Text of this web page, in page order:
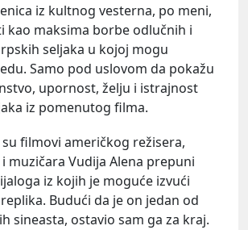
iz kultnog vesterna, po meni,
kao maksima borbe odlučnih i
seljaka u kojoj mogu
Samo pod uslovom da pokažu
upornost, želju i istrajnost
iz pomenutog filma.
filmovi američkog režisera,
muzičara Vudija Alena prepuni
iz kojih je moguće izvući
Budući da je on jedan od
sineasta, ostavio sam ga za kraj.